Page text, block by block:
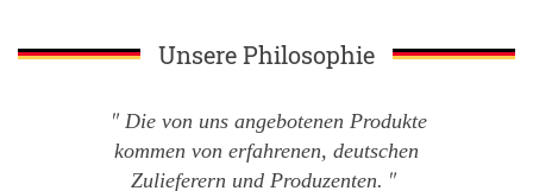
Unsere Philosophie
Die von uns angebotenen Produkte
kommen von erfahrenen, deutschen
Zulieferern und Produzenten.